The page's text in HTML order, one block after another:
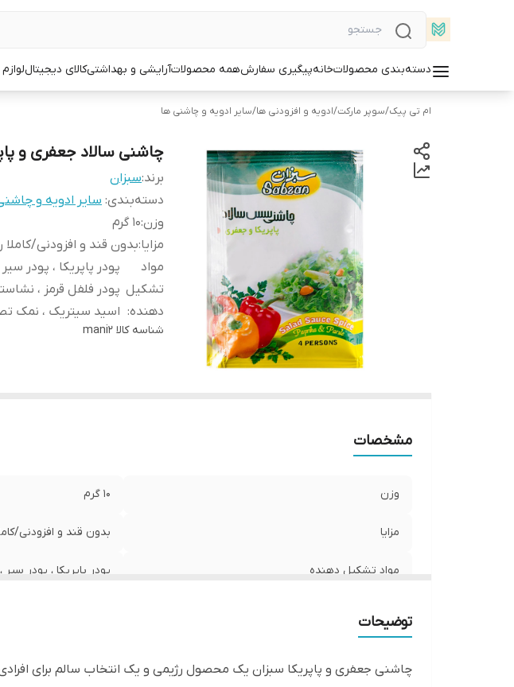
دسته‌بندی محصولاتخانهپیگیری سفارشهمه محصولاتآرایشی و بهداشتیکالای دیجیتال
ام تی پیک/سوپر مارکت/ادویه و افزودنی ها/سایر ادویه و چاشنی ها
چاشنی سالاد جعفری و پاپریکا
برند:سبزان
دسته‌بندی: سایر ادویه و
وزن:10 گرم
مزایا:بدون قند و افزودنی/کاملا
مواد
تشکیل
دهنده:
پودر پاپریکا ، پودر
پودر فلفل قرمز ،
اسید سیتریک ، نمک
شناسه کالا mani2
مشخصات
وزن 10 گرم
مزایا بدون قند و افزودنی/
مواد تشکیل دهنده
پودر پاپریکا ، پودر
توضیحات
چاشنی جعفری و پاپریکا سبزان یک محصول رژیمی و یک انتخاب سالم برای